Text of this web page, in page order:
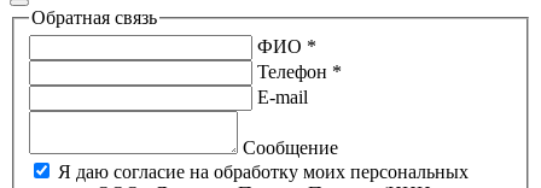
Обратная связь
ФИО *
Телефон *
E-mail
Сообщение
Я даю согласие на обработку моих персональных